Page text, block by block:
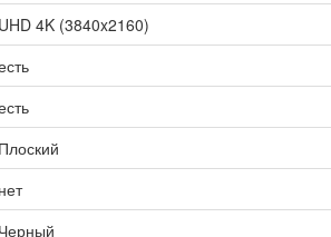
UHD 4K (3840x2160)
Плоский
нет
Черный